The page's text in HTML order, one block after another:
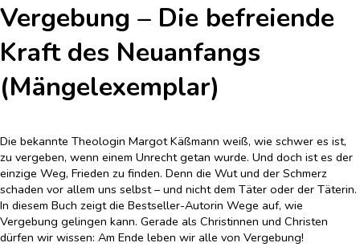
Vergebung – Die befreiende
Kraft des Neuanfangs
(Mängelexemplar)
Die bekannte Theologin Margot Käßmann weiß, wie schwer es ist,
zu vergeben, wenn einem Unrecht getan wurde. Und doch ist es der
einzige Weg, Frieden zu finden. Denn die Wut und der Schmerz
schaden vor allem uns selbst – und nicht dem Täter oder der Täterin.
In diesem Buch zeigt die Bestseller-Autorin Wege auf, wie
Vergebung gelingen kann. Gerade als Christinnen und Christen
dürfen wir wissen: Am Ende leben wir alle von Vergebung!